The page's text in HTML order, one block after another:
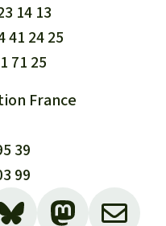
14 13
41 24 25
71 25
France
39
99